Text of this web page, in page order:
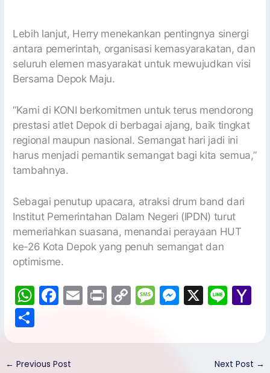
Lebih lanjut, Herry menekankan pentingnya sinergi
antara pemerintah, organisasi kemasyarakatan, dan
seluruh elemen masyarakat untuk mewujudkan visi
Bersama Depok Maju.
“Kami di KONI berkomitmen untuk terus mendorong
prestasi atlet Depok di berbagai ajang, baik tingkat
regional maupun nasional. Semangat hari jadi ini
harus menjadi pemantik semangat bagi kita semua,”
tambahnya.
Sebagai penutup upacara, atraksi drum band dari
Institut Pemerintahan Dalam Negeri (IPDN) turut
memeriahkan suasana, menandai perayaan HUT
ke-26 Kota Depok yang penuh semangat dan
optimisme.
W
h
ts
F
a
E
m
Pr
in
C
o
M
e
M
e
X Li
n
ar
← Previous Post Next Post →